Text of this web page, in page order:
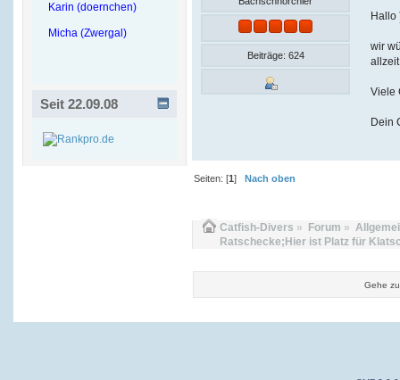
Karin (doernchen)
Micha (Zwergal)
Seit 22.09.08
Beiträge: 624
Hallo
wir
Viele
Dein
Seiten: [1] Nach oben
Catfish-Divers » Forum »
Ratschecke;Hier ist Platz für
Gehe